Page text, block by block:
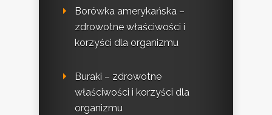
Borówka amerykańska –
zdrowotne właściwości i
korzyści dla organizmu
Buraki – zdrowotne
właściwości i korzyści dla
organizmu